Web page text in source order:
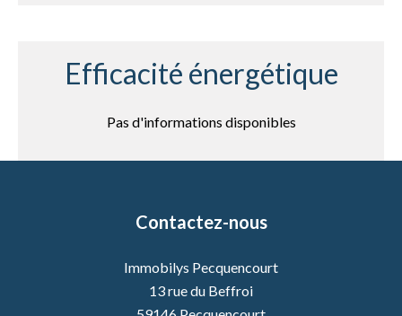
Efficacité énergétique
Pas d'informations disponibles
Contactez-nous
Immobilys Pecquencourt
13 rue du Beffroi